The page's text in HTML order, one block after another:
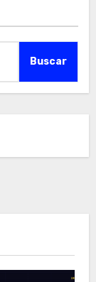
Buscar